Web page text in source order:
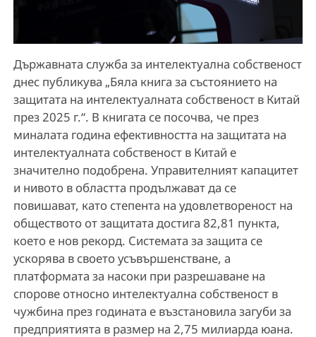
Държавната служба за интелектуална собственост
днес публикува „Бяла книга за състоянието на
защитата на интелектуалната собственост в Китай
през 2025 г.“. В книгата се посочва, че през
миналата година ефективността на защитата на
интелектуалната собственост в Китай е
значително подобрена. Управителният капацитет
и нивото в областта продължават да се
повишават, като степента на удовлетвореност на
обществото от защитата достига 82,81 пункта,
което е нов рекорд. Системата за защита се
ускорява в своето усъвършенстване, а
платформата за насоки при разрешаване на
спорове относно интелектуална собственост в
чужбина през годината е възстановила загуби за
предприятията в размер на 2,75 милиарда юана.